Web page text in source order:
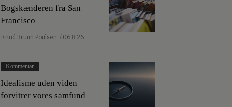
Bogskænderen fra San
Francisco
Knud Bruun Poulsen / 06.8.26
Kommentar
Idealisme uden viden
forvitrer vores samfund